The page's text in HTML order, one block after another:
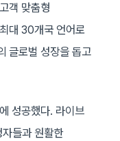
객 맞춤형
대 30개국 언어로
글로벌 성장을 돕고
성공했다. 라이브
들과 원활한